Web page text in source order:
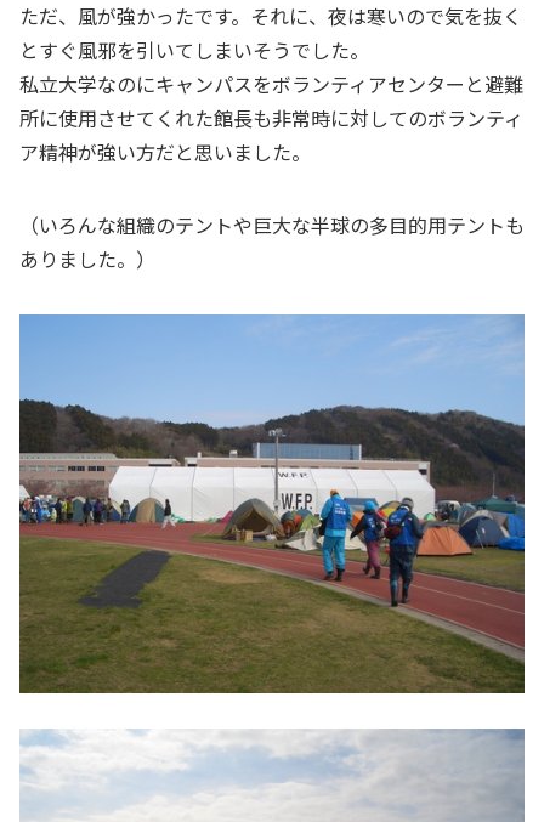
ただ、風が強かったです。それに、夜は寒いので気を抜く
とすぐ風邪を引いてしまいそうでした。
私立大学なのにキャンパスをボランティアセンターと避難
所に使用させてくれた館長も非常時に対してのボランティ
ア精神が強い方だと思いました。
（いろんな組織のテントや巨大な半球の多目的用テントも
ありました。）